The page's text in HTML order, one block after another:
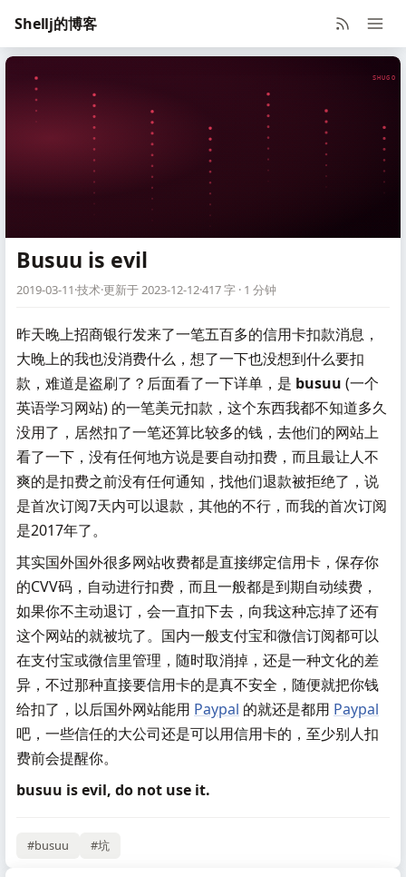
Shellj的博客
SHUGO
Busuu is evil
2019-03-11·技术·更新于 2023-12-12·417 字 · 1 分钟
昨天晚上招商银行发来了一笔五百多的信用卡扣款消息，
大晚上的我也没消费什么，想了一下也没想到什么要扣
款，难道是盗刷了？后面看了一下详单，是 busuu (一个
英语学习网站) 的一笔美元扣款，这个东西我都不知道多久
没用了，居然扣了一笔还算比较多的钱，去他们的网站上
看了一下，没有任何地方说是要自动扣费，而且最让人不
爽的是扣费之前没有任何通知，找他们退款被拒绝了，说
是首次订阅7天内可以退款，其他的不行，而我的首次订阅
是2017年了。
其实国外国外很多网站收费都是直接绑定信用卡，保存你
的CVV码，自动进行扣费，而且一般都是到期自动续费，
如果你不主动退订，会一直扣下去，向我这种忘掉了还有
这个网站的就被坑了。国内一般支付宝和微信订阅都可以
在支付宝或微信里管理，随时取消掉，还是一种文化的差
异，不过那种直接要信用卡的是真不安全，随便就把你钱
给扣了，以后国外网站能用 Paypal 的就还是都用 Paypal
吧，一些信任的大公司还是可以用信用卡的，至少别人扣
费前会提醒你。
busuu is evil, do not use it.
#busuu #坑